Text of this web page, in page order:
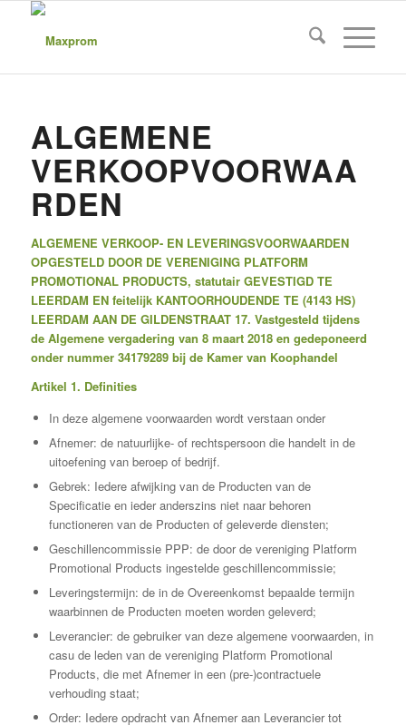
ALGEMENE
VERKOOPVOORWAA
RDEN
ALGEMENE VERKOOP- EN LEVERINGSVOORWAARDEN
OPGESTELD DOOR DE VERENIGING PLATFORM
PROMOTIONAL PRODUCTS, statutair GEVESTIGD TE
LEERDAM EN feitelijk KANTOORHOUDENDE TE (4143 HS)
LEERDAM AAN DE GILDENSTRAAT 17. Vastgesteld tijdens
de Algemene vergadering van 8 maart 2018 en gedeponeerd
onder nummer 34179289 bij de Kamer van Koophandel
Artikel 1. Definities
In deze algemene voorwaarden wordt verstaan onder
Afnemer: de natuurlijke- of rechtspersoon die handelt in de
uitoefening van beroep of bedrijf.
Gebrek: Iedere afwijking van de Producten van de
Specificatie en ieder anderszins niet naar behoren
functioneren van de Producten of geleverde diensten;
Geschillencommissie PPP: de door de vereniging Platform
Promotional Products ingestelde geschillencommissie;
Leveringstermijn: de in de Overeenkomst bepaalde termijn
waarbinnen de Producten moeten worden geleverd;
Leverancier: de gebruiker van deze algemene voorwaarden, in
casu de leden van de vereniging Platform Promotional
Products, die met Afnemer in een (pre-)contractuele
verhouding staat;
Order: Iedere opdracht van Afnemer aan Leverancier tot